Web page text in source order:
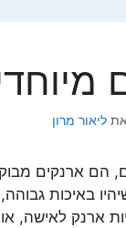
ליאור מרון
הם ארנקים
באיכות
ארנק לאישה,